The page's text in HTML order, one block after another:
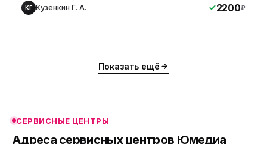
КГ Кузенкин Г. А. 2200₽
Показать ещё
СЕРВИСНЫЕ ЦЕНТРЫ
Адреса сервисных центров Юмедиа
ю